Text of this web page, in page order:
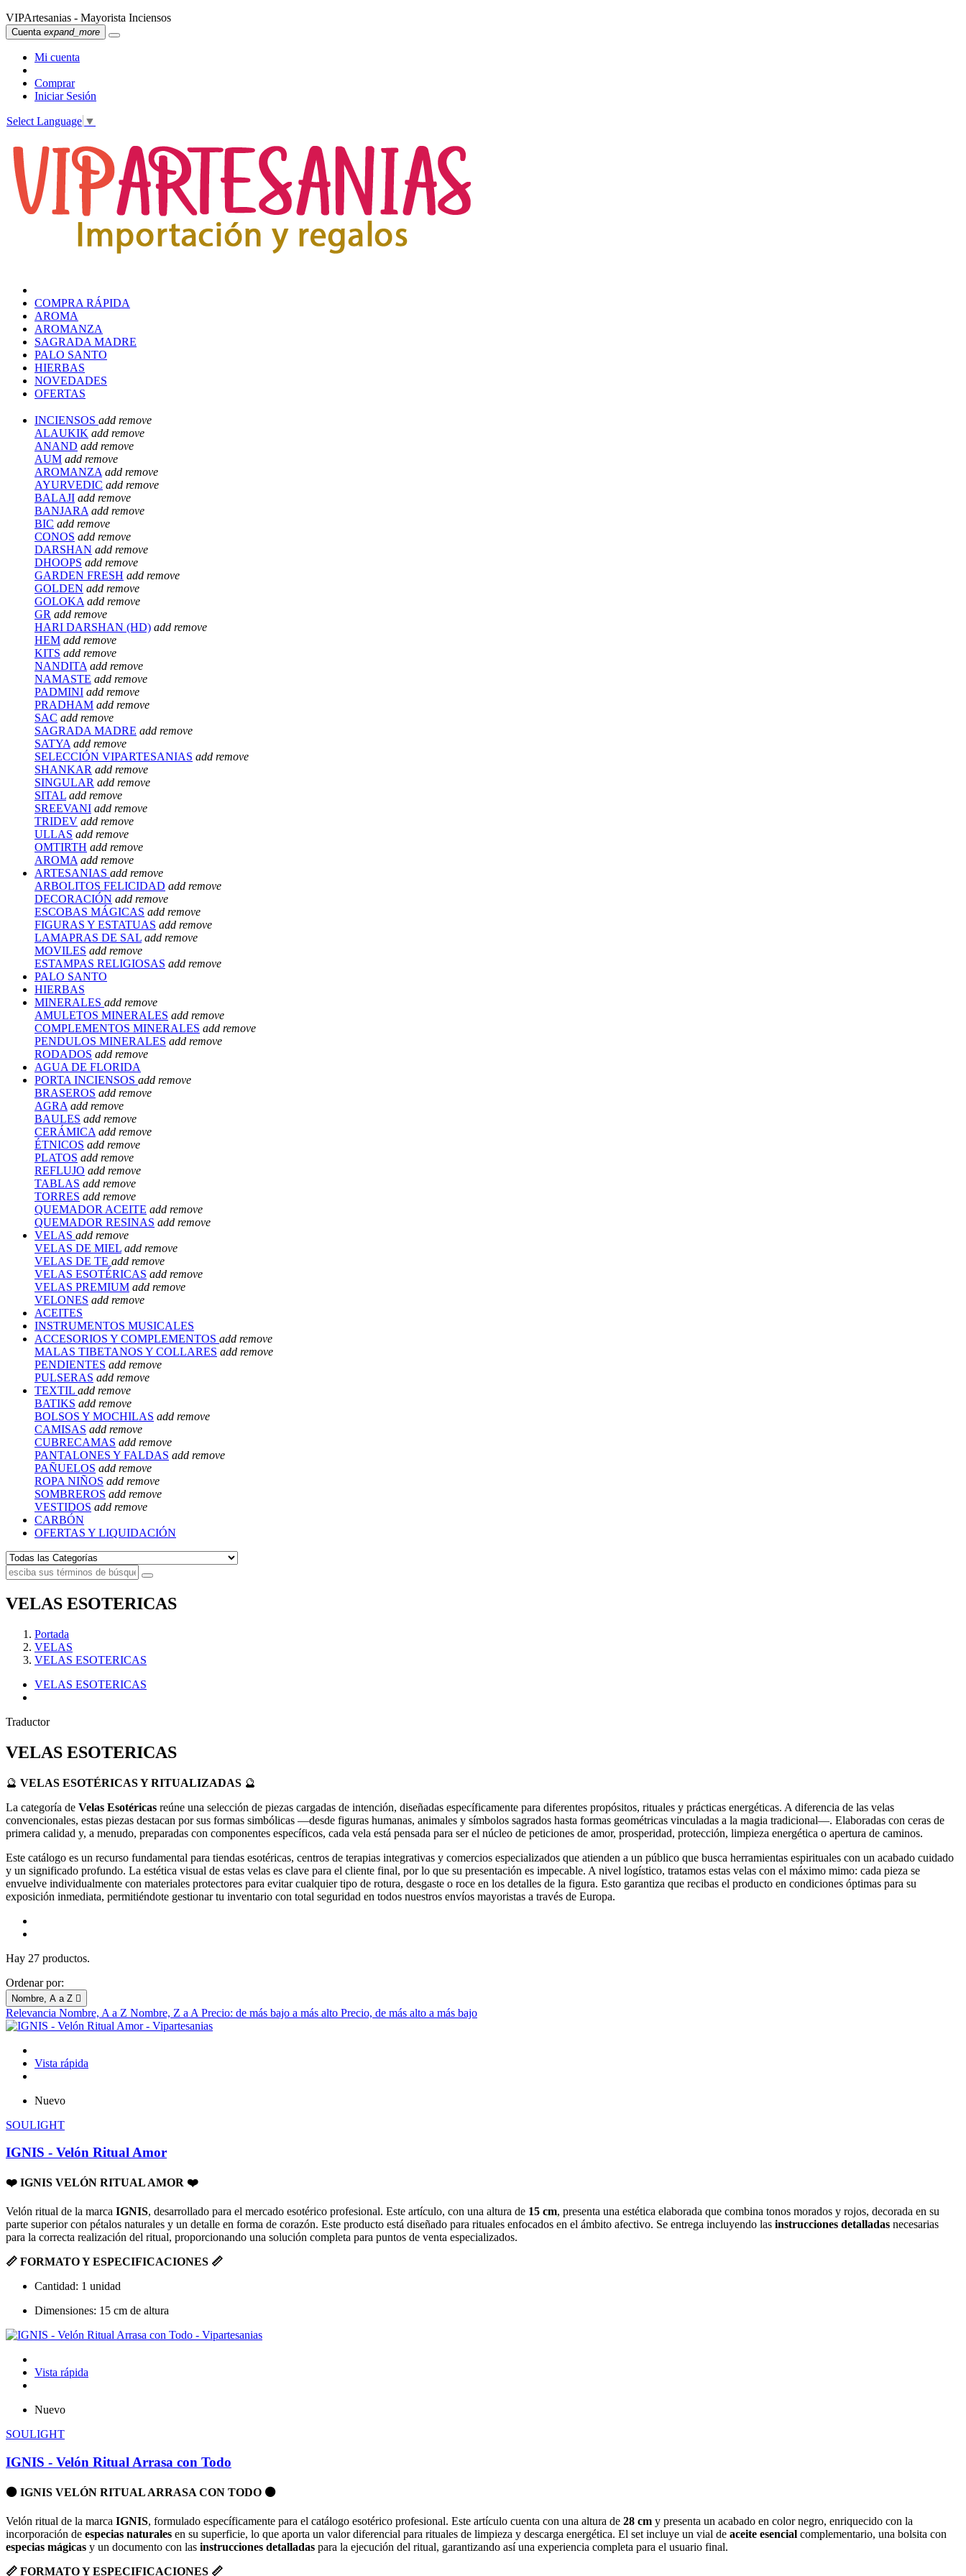
VIPArtesanias - Mayorista Inciensos
Cuenta expand_more
Mi cuenta
Comprar
Iniciar Sesión
Select Language ▼
COMPRA RÁPIDA
AROMA
AROMANZA
SAGRADA MADRE
PALO SANTO
HIERBAS
NOVEDADES
OFERTAS
INCIENSOS add remove
ALAUKIK add remove
ANAND add remove
AUM add remove
AROMANZA add remove
AYURVEDIC add remove
BALAJI add remove
BANJARA add remove
BIC add remove
CONOS add remove
DARSHAN add remove
DHOOPS add remove
GARDEN FRESH add remove
GOLDEN add remove
GOLOKA add remove
GR add remove
HARI DARSHAN (HD) add remove
HEM add remove
KITS add remove
NANDITA add remove
NAMASTE add remove
PADMINI add remove
PRADHAM add remove
SAC add remove
SAGRADA MADRE add remove
SATYA add remove
SELECCIÓN VIPARTESANIAS add remove
SHANKAR add remove
SINGULAR add remove
SITAL add remove
SREEVANI add remove
TRIDEV add remove
ULLAS add remove
OMTIRTH add remove
AROMA add remove
ARTESANIAS add remove
ARBOLITOS FELICIDAD add remove
DECORACIÓN add remove
ESCOBAS MÁGICAS add remove
FIGURAS Y ESTATUAS add remove
LAMAPRAS DE SAL add remove
MOVILES add remove
ESTAMPAS RELIGIOSAS add remove
PALO SANTO
HIERBAS
MINERALES add remove
AMULETOS MINERALES add remove
COMPLEMENTOS MINERALES add remove
PENDULOS MINERALES add remove
RODADOS add remove
AGUA DE FLORIDA
PORTA INCIENSOS add remove
BRASEROS add remove
AGRA add remove
BAULES add remove
CERÁMICA add remove
ÉTNICOS add remove
PLATOS add remove
REFLUJO add remove
TABLAS add remove
TORRES add remove
QUEMADOR ACEITE add remove
QUEMADOR RESINAS add remove
VELAS add remove
VELAS DE MIEL add remove
VELAS DE TE add remove
VELAS ESOTÉRICAS add remove
VELAS PREMIUM add remove
VELONES add remove
ACEITES
INSTRUMENTOS MUSICALES
ACCESORIOS Y COMPLEMENTOS add remove
MALAS TIBETANOS Y COLLARES add remove
PENDIENTES add remove
PULSERAS add remove
TEXTIL add remove
BATIKS add remove
BOLSOS Y MOCHILAS add remove
CAMISAS add remove
CUBRECAMAS add remove
PANTALONES Y FALDAS add remove
PAÑUELOS add remove
ROPA NIÑOS add remove
SOMBREROS add remove
VESTIDOS add remove
CARBÓN
OFERTAS Y LIQUIDACIÓN
VELAS ESOTERICAS
Portada
VELAS
VELAS ESOTERICAS
VELAS ESOTERICAS
Traductor
VELAS ESOTERICAS
🔮 VELAS ESOTÉRICAS Y RITUALIZADAS 🔮
La categoría de Velas Esotéricas reúne una selección de piezas cargadas de intención, diseñadas específicamente para diferentes propósitos, rituales y prácticas energéticas. A diferencia de las velas
convencionales, estas piezas destacan por sus formas simbólicas —desde figuras humanas, animales y símbolos sagrados hasta formas geométricas vinculadas a la magia tradicional—. Elaboradas con ceras de
primera calidad y, a menudo, preparadas con componentes específicos, cada vela está pensada para ser el núcleo de peticiones de amor, prosperidad, protección, limpieza energética o apertura de caminos.
Este catálogo es un recurso fundamental para tiendas esotéricas, centros de terapias integrativas y comercios especializados que atienden a un público que busca herramientas espirituales con un acabado cuidado
y un significado profundo. La estética visual de estas velas es clave para el cliente final, por lo que su presentación es impecable. A nivel logístico, tratamos estas velas con el máximo mimo: cada pieza se
envuelve individualmente con materiales protectores para evitar cualquier tipo de rotura, desgaste o roce en los detalles de la figura. Esto garantiza que recibas el producto en condiciones óptimas para su
exposición inmediata, permitiéndote gestionar tu inventario con total seguridad en todos nuestros envíos mayoristas a través de Europa.
Hay 27 productos.
Ordenar por:
Nombre, A a Z 
Relevancia Nombre, A a Z Nombre, Z a A Precio: de más bajo a más alto Precio, de más alto a más bajo
Vista rápida
Nuevo
SOULIGHT
IGNIS - Velón Ritual Amor
❤️ IGNIS VELÓN RITUAL AMOR ❤️
Velón ritual de la marca IGNIS, desarrollado para el mercado esotérico profesional. Este artículo, con una altura de 15 cm, presenta una estética elaborada que combina tonos morados y rojos, decorada en su
parte superior con pétalos naturales y un detalle en forma de corazón. Este producto está diseñado para rituales enfocados en el ámbito afectivo. Se entrega incluyendo las instrucciones detalladas necesarias
para la correcta realización del ritual, proporcionando una solución completa para puntos de venta especializados.
📏 FORMATO Y ESPECIFICACIONES 📏
Cantidad: 1 unidad
Dimensiones: 15 cm de altura
Vista rápida
Nuevo
SOULIGHT
IGNIS - Velón Ritual Arrasa con Todo
⚫ IGNIS VELÓN RITUAL ARRASA CON TODO ⚫
Velón ritual de la marca IGNIS, formulado específicamente para el catálogo esotérico profesional. Este artículo cuenta con una altura de 28 cm y presenta un acabado en color negro, enriquecido con la
incorporación de especias naturales en su superficie, lo que aporta un valor diferencial para rituales de limpieza y descarga energética. El set incluye un vial de aceite esencial complementario, una bolsita con
especias mágicas y un documento con las instrucciones detalladas para la ejecución del ritual, garantizando así una experiencia completa para el usuario final.
📏 FORMATO Y ESPECIFICACIONES 📏